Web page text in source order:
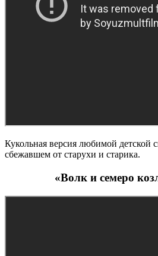
Кукольная версия любимой детской
сбежавшем от старухи и старика.
«Волк и семеро